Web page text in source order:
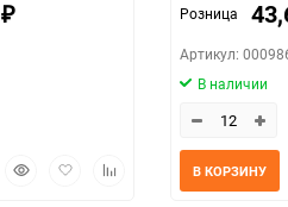
₽
БыстрыйДобавитьДобавить
Розница
Артикул:
В наличии
В КОРЗИНУ